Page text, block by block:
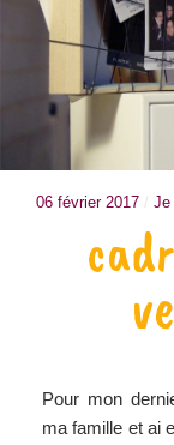
06 février 2017 / Je
Pour mon
ma famille et ai